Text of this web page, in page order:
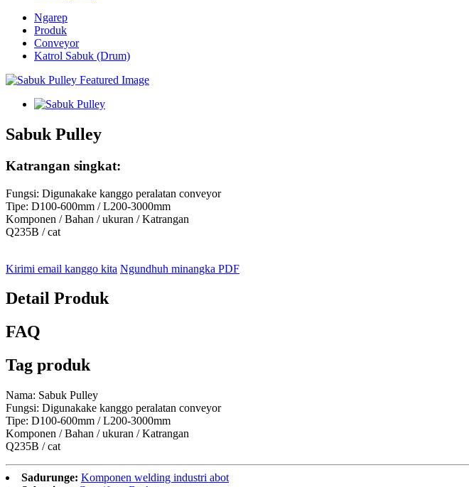
Ngarep
Produk
Conveyor
Katrol Sabuk (Drum)
Sabuk Pulley
Katrangan singkat:
Fungsi: Digunakake kanggo peralatan conveyor
Tipe: D100-600mm / L200-3000mm
Komponen / Bahan / ukuran / Katrangan
Q235B / cat
Kirimi email kanggo kita Ngundhuh minangka PDF
Detail Produk
FAQ
Tag produk
Nama: Sabuk Pulley
Fungsi: Digunakake kanggo peralatan conveyor
Tipe: D100-600mm / L200-3000mm
Komponen / Bahan / ukuran / Katrangan
Q235B / cat
Sadurunge: Komponen welding industri abot